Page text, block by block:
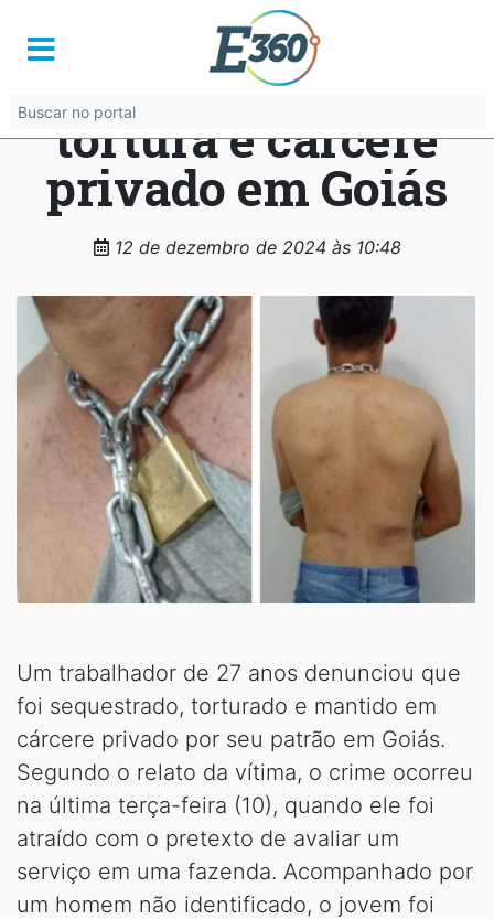
Trabalhador
denuncia sequestro,
tortura e cárcere
privado em Goiás
12 de dezembro de 2024 às 10:48
Um trabalhador de 27 anos denunciou que
foi sequestrado, torturado e mantido em
cárcere privado por seu patrão em Goiás.
Segundo o relato da vítima, o crime ocorreu
na última terça-feira (10), quando ele foi
atraído com o pretexto de avaliar um
serviço em uma fazenda. Acompanhado por
um homem não identificado, o jovem foi